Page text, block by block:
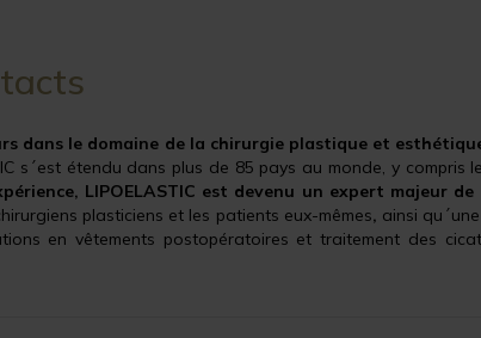
dans le domaine de la chirurgie plastique et
s´est étendu dans plus de 85 pays au monde, y compris
LIPOELASTIC est devenu un expert majeur
plasticiens et les patients eux-mêmes, ainsi
en vêtements postopératoires et traitement des